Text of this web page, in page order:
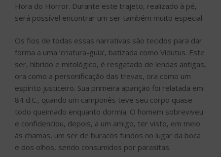
Hora do Horror. Durante este trajeto, realizado à pé,
será possível encontrar um ser também muito especial.
Os fios de todas essas narrativas são tecidos para dar
forma a uma ‘criatura-guia’, batizada como Vidutus. Este
ser, híbrido e mitológico, é resgatado de lendas antigas,
ora como a personificação das trevas, ora como um
espírito justiceiro. Sua primeira aparição foi relatada em
84 d.C., quando um camponês teve seu corpo quase
todo queimado enquanto dormia. O homem sobreviveu
e confidenciou, depois, a um amigo, ter visto, em meio
às chamas, um ser de buracos fundos no lugar da boca
e dos olhos, sendo consumidos por parasitas.